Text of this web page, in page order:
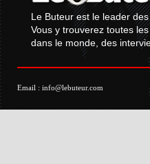
Le Buteur est le leader
Vous y trouverez toutes
dans le monde, des
Email : info@lebuteur.com